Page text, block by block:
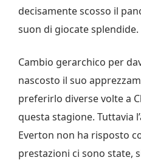
decisamente scosso il
suon di giocate splendide.
Cambio gerarchico per
nascosto il suo
preferirlo diverse volte a
questa stagione. Tuttavia
Everton non ha risposto
prestazioni ci sono state,